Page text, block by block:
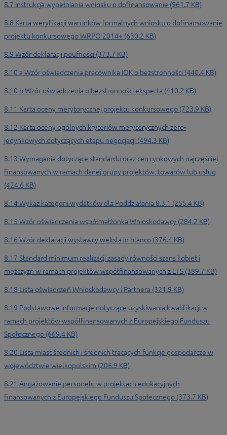
8.7 Instrukcja wypełniania wniosku o dofinansowanie (961.7 KB)
8.8 Karta weryfikacji warunków formalnych wniosku o dofinansowanie
projektu konkursowego WRPO 2014+ (630.2 KB)
8.9 Wzór deklaracji poufności (373.7 KB)
8.10 a Wzór oświadczenia pracownika IOK o bezstronności (440.4 KB)
8.10 b Wzór oświadczenia o bezstronności eksperta (410.2 KB)
8.11 Karta oceny merytorycznej projektu konkursowego (723.9 KB)
8.12 Karta oceny ogólnych kryteriów merytorycznych zero-
jedynkowych dotyczących etapu negocjacji (494.3 KB)
8.13 Wymagania dotyczące standardu oraz cen rynkowych najczęściej
finansowanych w ramach danej grupy projektów, towarów lub usług
(424.6 KB)
8.14 Wykaz kategorii wydatków dla Poddziałania 8.3.1 (255.4 KB)
8.15 Wzór oświadczenia współmałżonka Wnioskodawcy (284.2 KB)
8.16 Wzór deklaracji wystawcy weksla in blanco (376.4 KB)
8.17 Standard minimum realizacji zasady równości szans kobiet i
mężczyzn w ramach projektów współfinansowanych z EFS (389.7 KB)
8.18 Lista oświadczeń Wnioskodawcy i Partnera (321.9 KB)
8.19 Podstawowe informacje dotyczące uzyskiwania kwalifikacji w
ramach projektów współfinansowanych z Europejskiego Funduszu
Społecznego (669.4 KB)
8.20 Lista miast średnich i średnich tracących funkcje gospodarcze w
województwie wielkopolskim (206.9 KB)
8.21 Angażowanie personelu w projektach edukacyjnych
finansowanych z Europejskiego Funduszu Społecznego (373.7 KB)